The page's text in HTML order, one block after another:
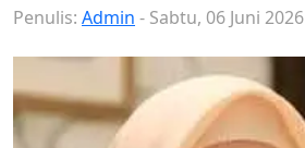
Penulis: Admin - Sabtu, 06 Juni 2026